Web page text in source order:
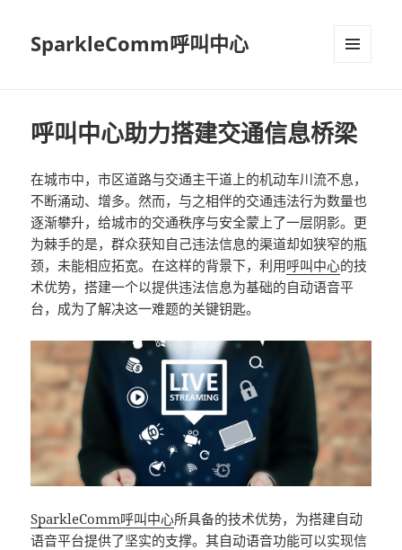
SparkleComm呼叫中心
呼叫中心助力搭建交通信息桥梁
在城市中，市区道路与交通主干道上的机动车川流不息，
不断涌动、增多。然而，与之相伴的交通违法行为数量也
逐渐攀升，给城市的交通秩序与安全蒙上了一层阴影。更
为棘手的是，群众获知自己违法信息的渠道却如狭窄的瓶
颈，未能相应拓宽。在这样的背景下，利用呼叫中心的技
术优势，搭建一个以提供违法信息为基础的自动语音平
台，成为了解决这一难题的关键钥匙。
SparkleComm呼叫中心所具备的技术优势，为搭建自动
语音平台提供了坚实的支撑。其自动语音功能可以实现信